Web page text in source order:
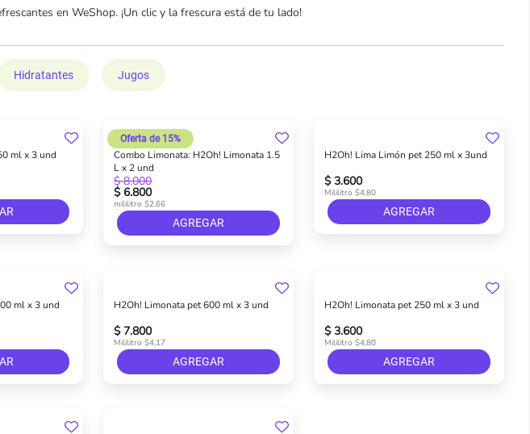
en WeShop. ¡Un clic y la frescura está de tu lado!
Hidratantes Jugos
ml x 3 und
Combo Limonata: H2Oh! Limonata 1.5
L x 2 und
$ 6.800
$ 8.000
Oferta de 15%
mililitro $2,66
AGREGAR
H2Oh! Lima Limón pet 250 ml x 3und
$ 3.600
Mililitro $4,80
AGREGAR
ml x 3 und H2Oh! Limonata pet 600 ml x 3 und
$ 7.800
Mililitro $4,17
AGREGAR
H2Oh! Limonata pet 250 ml x 3 und
$ 3.600
Mililitro $4,80
AGREGAR